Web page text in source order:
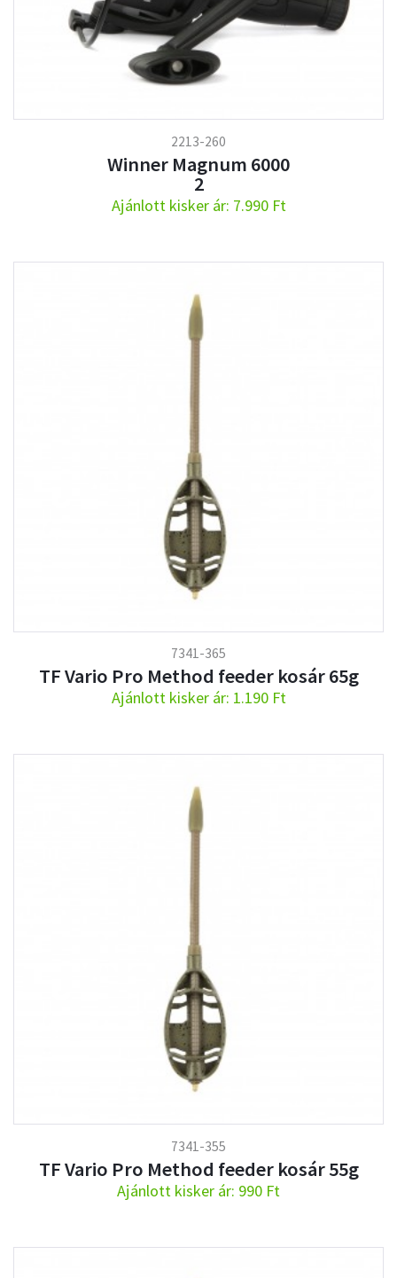
2213-260
Winner Magnum 6000
2
Ajánlott kisker ár: 7.990 Ft
7341-365
TF Vario Pro Method feeder kosár 65g
Ajánlott kisker ár: 1.190 Ft
7341-355
TF Vario Pro Method feeder kosár 55g
Ajánlott kisker ár: 990 Ft